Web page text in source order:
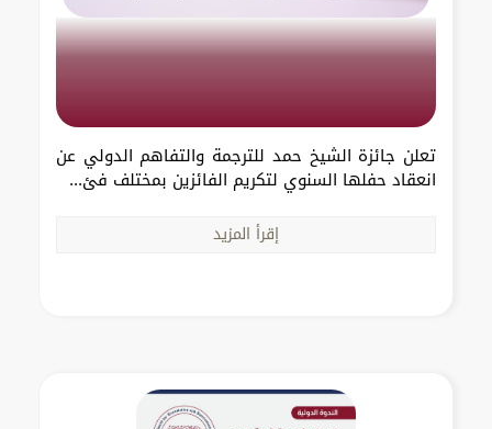
تعلن جائزة الشيخ حمد للترجمة والتفاهم الدولي عن
انعقاد حفلها السنوي لتكريم الفائزين بمختلف فئ...
إقرأ المزيد